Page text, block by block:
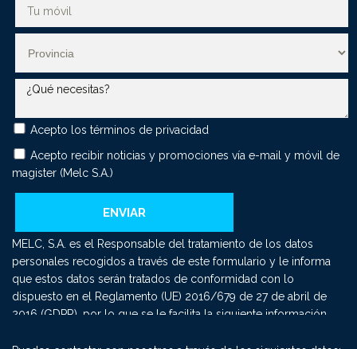
Acepto los términos de privacidad
Acepto recibir noticias y promociones vía e-mail y móvil de
magister (Melc S.A.)
MELC, S.A. es el Responsable del tratamiento de los datos
personales recogidos a través de este formulario y le informa
que estos datos serán tratados de conformidad con lo
dispuesto en el Reglamento (UE) 2016/679 de 27 de abril de
2016 (GDPR), por lo que se le facilita la siguiente información